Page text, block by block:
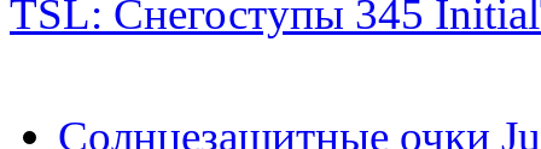
TSL: Снегоступы 345 Initial
Солнцезащитные очки